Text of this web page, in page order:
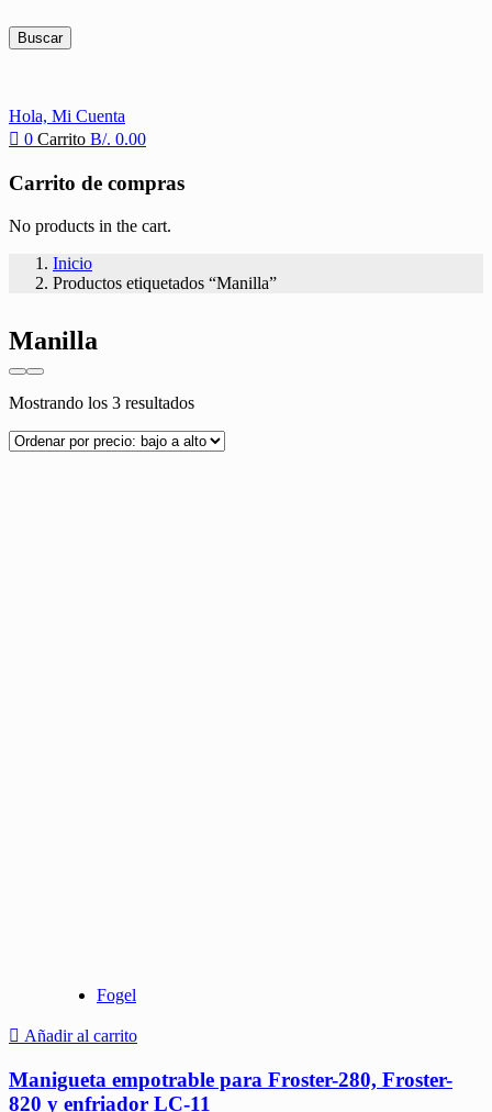
Buscar
Hola, Mi Cuenta
0 Carrito B/. 0.00
Carrito de compras
No products in the cart.
Inicio
Productos etiquetados “Manilla”
Manilla
Mostrando los 3 resultadosOrdenado
precio:
Fogel
Añadir al carrito
Manigueta empotrable para Froster-280, Froster-
820 y enfriador LC-11